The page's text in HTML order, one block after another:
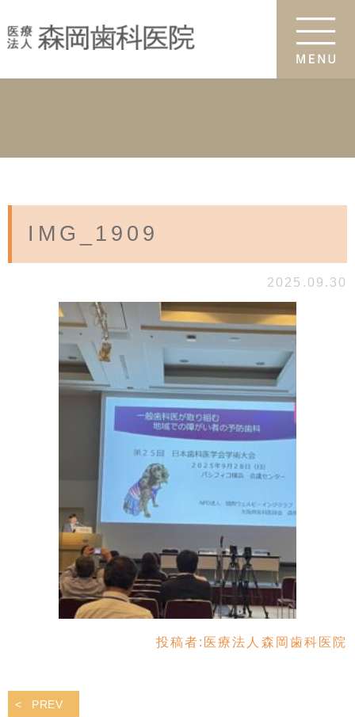
IMG_1909
2025.09.30
投稿者: 医療法人森岡歯科医院
PREV